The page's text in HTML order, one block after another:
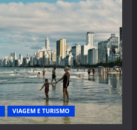
VIAGEM E TURISMO